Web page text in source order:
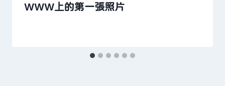
WWW上的第一張照片